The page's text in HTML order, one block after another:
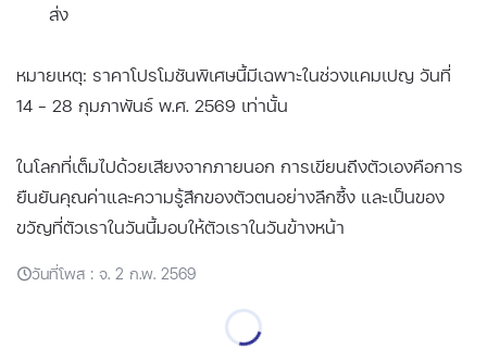
ส่ง
หมายเหตุ: ราคาโปรโมชันพิเศษนี้มีเฉพาะในช่วงแคมเปญ วันที่
14 - 28 กุมภาพันธ์ พ.ศ. 2569 เท่านั้น
ในโลกที่เต็มไปด้วยเสียงจากภายนอก การเขียนถึงตัวเองคือการ
ยืนยันคุณค่าและความรู้สึกของตัวตนอย่างลึกซึ้ง และเป็นของ
ขวัญที่ตัวเราในวันนี้มอบให้ตัวเราในวันข้างหน้า
วันที่โพส : จ. 2 ก.พ. 2569